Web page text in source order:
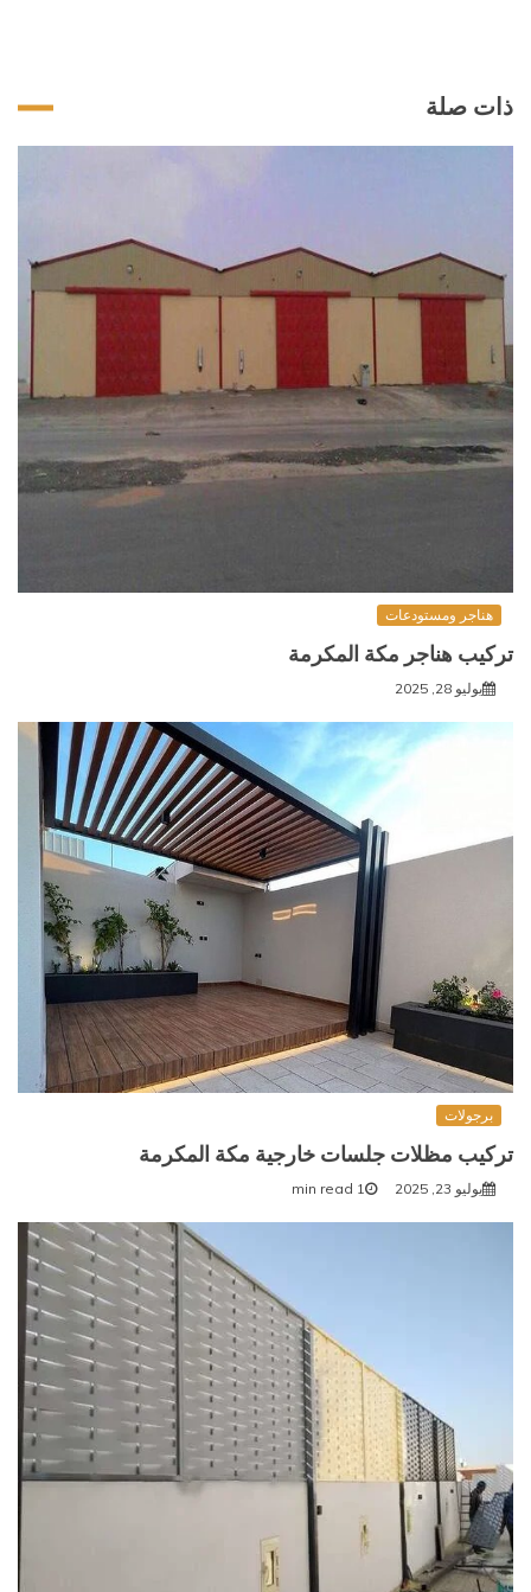
ذات صلة
هناجر ومستودعات
تركيب هناجر مكة المكرمة
يوليو 28, 2025
برجولات
تركيب مظلات جلسات خارجية مكة المكرمة
يوليو 23, 2025 1 min read